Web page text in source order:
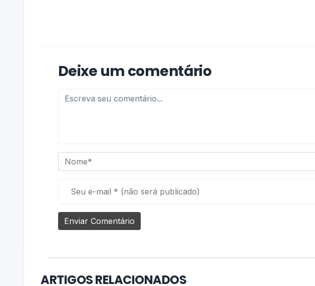
Deixe um comentário
ARTIGOS RELACIONADOS